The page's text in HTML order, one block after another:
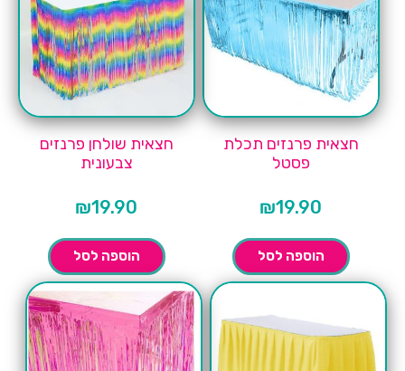
חצאית פרנזים תכלת
פסטל
₪19.90
הוספה לסל
חצאית שולחן פרנזים
צבעונית
₪19.90
הוספה לסל